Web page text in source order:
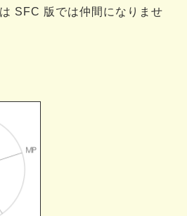
SFC 版では仲間になりませ